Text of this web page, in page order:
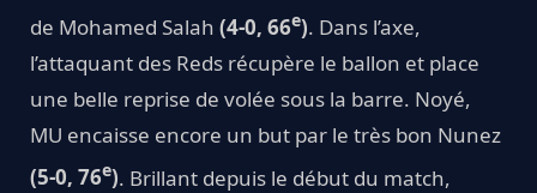
de Mohamed Salah (4-0, 66e). Dans l’axe,
l’attaquant des Reds récupère le ballon et place
une belle reprise de volée sous la barre. Noyé,
MU encaisse encore un but par le très bon Nunez
(5-0, 76e). Brillant depuis le début du match,